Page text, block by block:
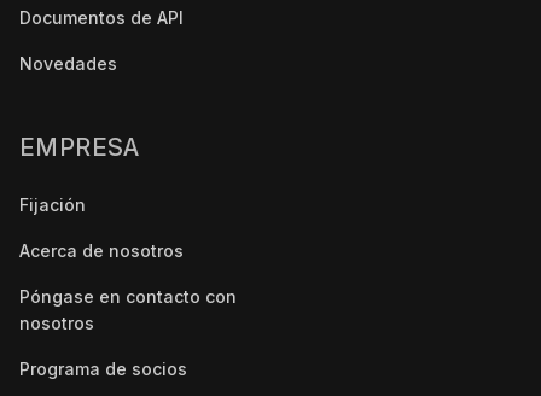
Documentos de API
Novedades
EMPRESA
Fijación
Acerca de nosotros
Póngase en contacto con
nosotros
Programa de socios